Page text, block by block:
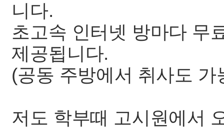
니다.
초고속 인터넷 방마다 무
제공됩니다.
(공동 주방에서 취사도 가
저도 학부때 고시원에서